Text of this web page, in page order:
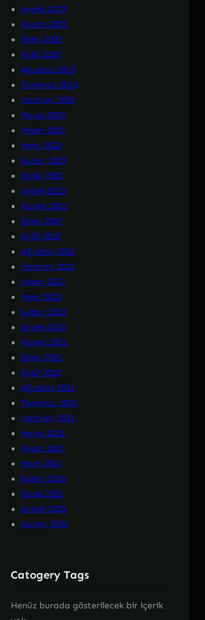
Aralık 2023
Kasım 2023
Ekim 2023
Eylül 2023
Ağustos 2023
Temmuz 2023
Haziran 2023
Mayıs 2023
Nisan 2023
Mart 2023
Şubat 2023
Ocak 2023
Aralık 2022
Kasım 2022
Ekim 2022
Eylül 2022
Ağustos 2022
Haziran 2022
Nisan 2022
Mart 2022
Şubat 2022
Aralık 2021
Kasım 2021
Ekim 2021
Eylül 2021
Ağustos 2021
Temmuz 2021
Haziran 2021
Mayıs 2021
Nisan 2021
Mart 2021
Şubat 2021
Ocak 2021
Aralık 2020
Kasım 2020
Catogery Tags
Henüz burada gösterilecek bir içerik